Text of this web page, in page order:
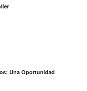
Una Oportunidad